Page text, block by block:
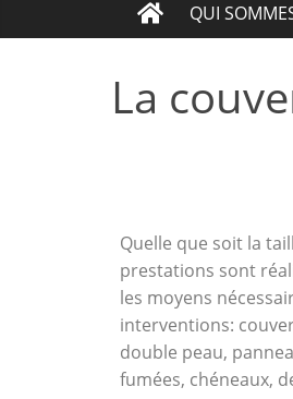
QUI
La
Quelle que soit la
prestations sont
les moyens
interventions:
double peau,
fumées, chéneaux,